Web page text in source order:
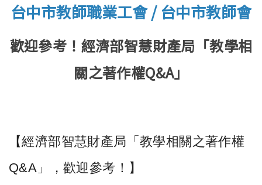
台中市教師職業工會 / 台中市教師會
歡迎參考！經濟部智慧財產局「教學相
關之著作權Q&A」
【經濟部智慧財產局「教學相關之著作權
Q&A 」，歡迎參考！】